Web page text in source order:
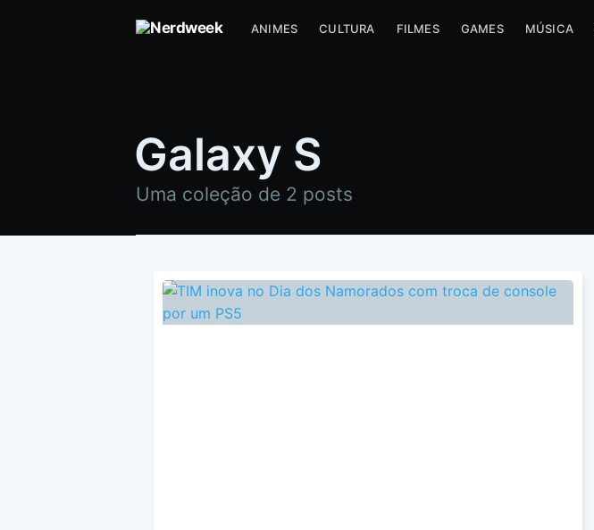
ANIMES CULTURA FILMES GAMES MÚSICA
Galaxy S
Uma coleção de 2 posts